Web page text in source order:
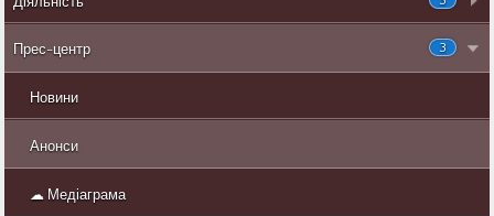
3
Прес-центр
Новини
Анонси
☁ Медіаграма